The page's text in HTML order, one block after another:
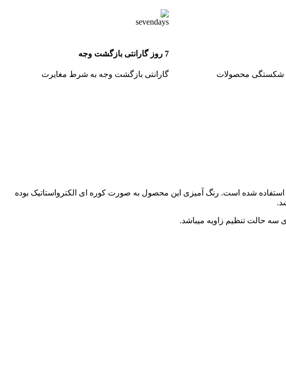
7 روز گارانتی بازگشت وجه
گارانتی بازگشت وجه به شرط مغایرت
میز و صندلی باغی و ویلایی ساخته شده از پروفیل های صنعتی سبک و مقاوم و به منظور تضمین استحکام از جوش CO2 استفاده شده است. رنگ آمیزی این محصول به صورت کوره ای الکترواستاتیک بوده
سه حالت تنظیم زاویه میباشد.